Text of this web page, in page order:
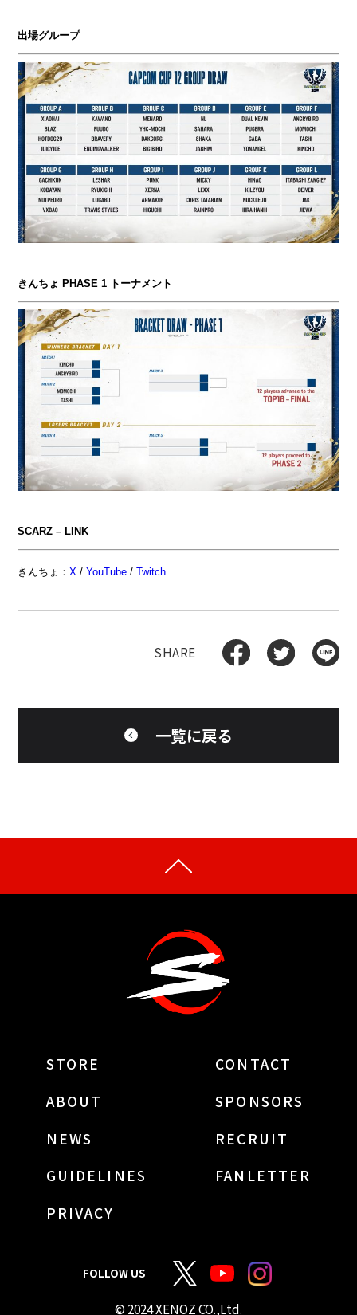
出場グループ
きんちょ PHASE 1 トーナメント
SCARZ – LINK
きんちょ： X/ YouTube/ Twitch
一覧に戻る
STORE
CONTACT
ABOUT
SPONSORS
NEWS
RECRUIT
GUIDELINES
FANLETTER
PRIVACY
© 2024 XENOZ CO.,Ltd.
FOLLOW US